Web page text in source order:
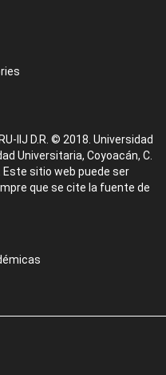
IIJ D.R. © 2018. Universidad
Universitaria, Coyoacán, C.
Este sitio web puede ser
que se cite la fuente de